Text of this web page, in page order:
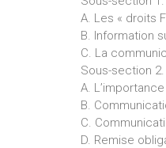
A. Les « droits
B. Information
C. La
Sous-section
A.
B.
C.
D. Remise